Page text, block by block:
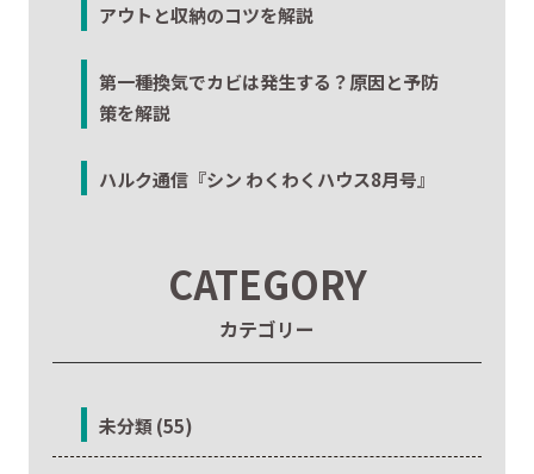
アウトと収納のコツを解説
第一種換気でカビは発生する？原因と予防
策を解説
ハルク通信『シン わくわくハウス8月号』
CATEGORY
カテゴリー
未分類 (55)